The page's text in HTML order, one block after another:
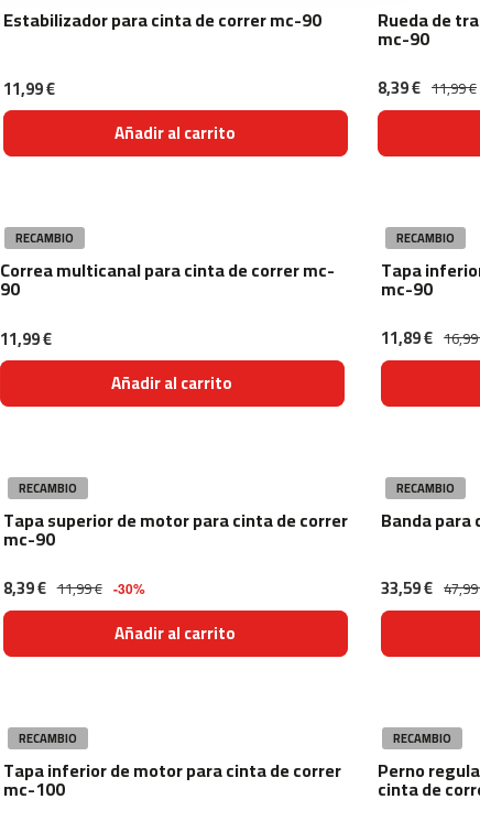
Estabilizador para cinta de correr mc-90
11,99 €
Añadir al carrito
Rueda de
mc-90
8,39 € 11,99 €
RECAMBIO
Correa multicanal para cinta de correr mc-
90
11,99 €
Añadir al carrito
RECAMBIO
Tapa
mc-90
11,89 €
RECAMBIO
Tapa superior de motor para cinta de correr
mc-90
8,39 € 11,99 € -30%
Añadir al carrito
RECAMBIO
Banda
33,59 €
RECAMBIO
Tapa inferior de motor para cinta de correr
mc-100
RECAMBIO
Perno
cinta de